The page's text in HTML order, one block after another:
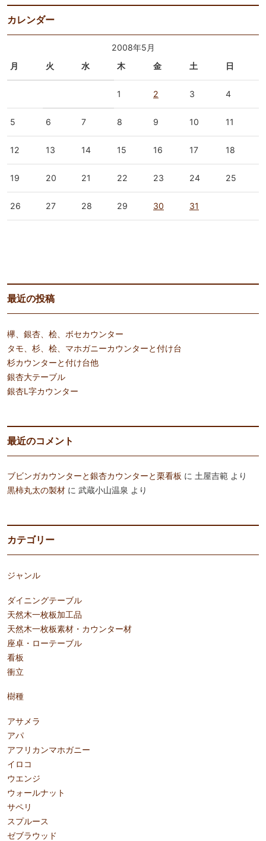
カレンダー
2008年5月
月
火 水 木 金 土 日
1 2 3 4
5 6 7 8 9 10 11
12 13 14 15 16 17 18
19 20 21 22 23 24 25
26 27 28 29 30 31
最近の投稿
欅、銀杏、桧、ボセカウンター
タモ、杉、桧、マホガニーカウンターと付け台
杉カウンターと付け台他
銀杏大テーブル
銀杏L字カウンター
最近のコメント
ブビンガカウンターと銀杏カウンターと栗看板 に 土屋吉範 より
黒柿丸太の製材 に 武蔵小山温泉 より
カテゴリー
ジャンル
ダイニングテーブル
天然木一枚板加工品
天然木一枚板素材・カウンター材
座卓・ローテーブル
看板
衝立
樹種
アサメラ
アパ
アフリカンマホガニー
イロコ
ウエンジ
ウォールナット
サペリ
スプルース
ゼブラウッド